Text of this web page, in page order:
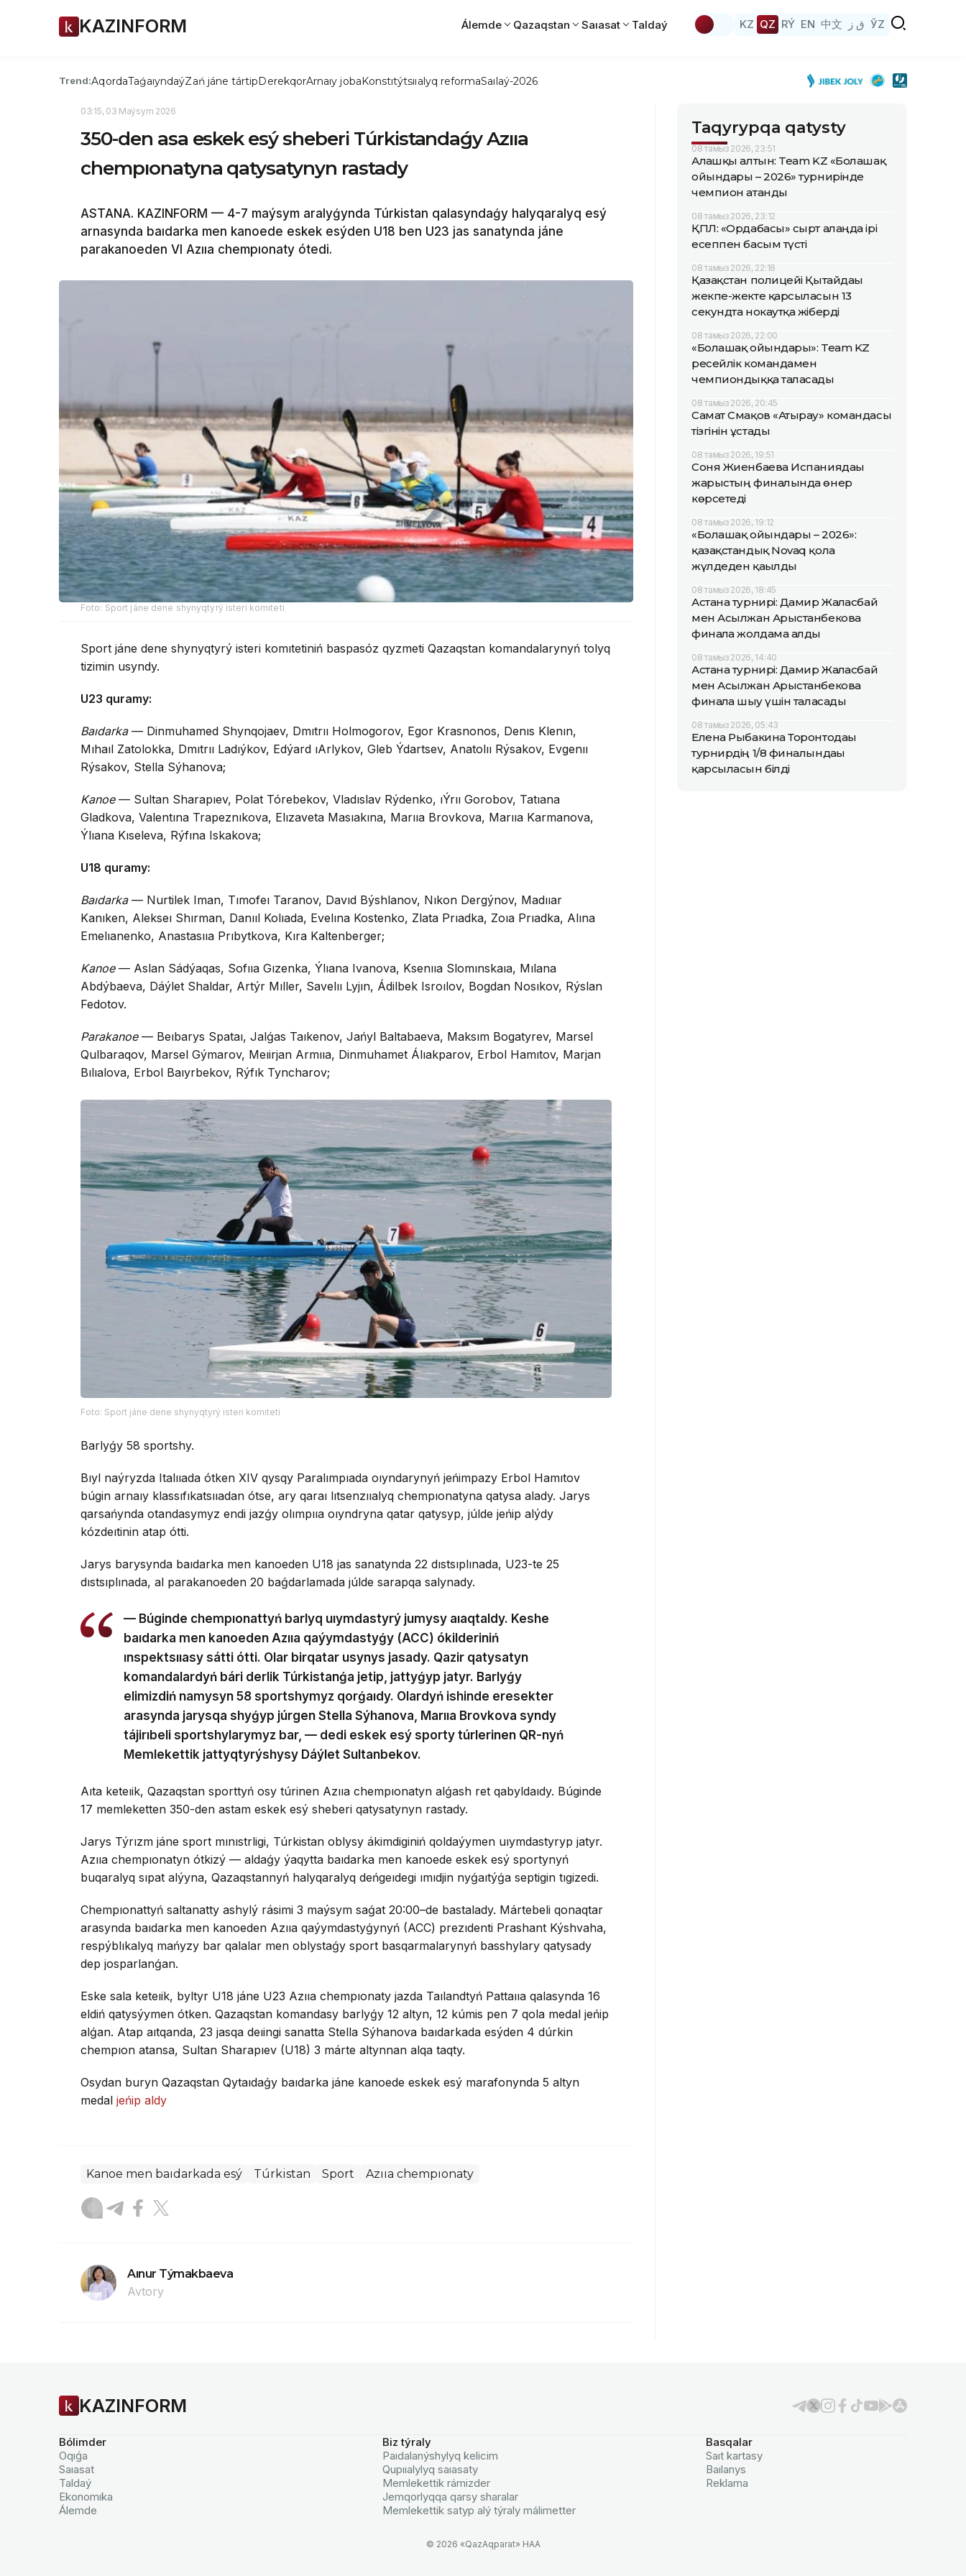
KAZINFORM Álemde Qazaqstan Saıasat Taldaý KZ QZ RÝ EN 中文 ق ز ЎZ
Trend:AqordaTaǵaıyndaýZań jáne tártipDerekqorArnaıy jobaKonstıtýtsııalyq reformaSaılaý-2026
03:15, 03 Maýsym 2026
350-den asa eskek esý sheberi Túrkistandaǵy Azııa
chempıonatyna qatysatynyn rastady
ASTANA. KAZINFORM — 4-7 maýsym aralyǵynda Túrkistan qalasyndaǵy halyqaralyq esý
arnasynda baıdarka men kanoede eskek esýden U18 ben U23 jas sanatynda jáne
parakanoeden VI Azııa chempıonaty ótedi.
Foto: Sport jáne dene shynyqtyrý isteri komıteti
Sport jáne dene shynyqtyrý isteri komıtetiniń baspasóz qyzmeti Qazaqstan komandalarynyń tolyq
tizimin usyndy.
U23 quramy:
Baıdarka — Dinmuhamed Shynqojaev, Dmıtrıı Holmogorov, Egor Krasnonos, Denıs Klenın,
Mıhaıl Zatolokka, Dmıtrıı Ladıýkov, Edýard ıArlykov, Gleb Ýdartsev, Anatolıı Rýsakov, Evgenıı
Rýsakov, Stella Sýhanova;
Kanoe — Sultan Sharapıev, Polat Tórebekov, Vladıslav Rýdenko, ıÝrıı Gorobov, Tatıana
Gladkova, Valentına Trapeznıkova, Elızaveta Masıakına, Marııa Brovkova, Marııa Karmanova,
Ýlıana Kıseleva, Rýfına Iskakova;
U18 quramy:
Baıdarka— Nurtilek Iman, Tımofeı Taranov, Davıd Býshlanov, Nıkon Dergýnov, Madııar
Kanıken, Alekseı Shırman, Danııl Kolıada, Evelına Kostenko, Zlata Prıadka, Zoıa Prıadka, Alına
Emelıanenko, Anastasııa Prıbytkova, Kıra Kaltenberger;
Kanoe — Aslan Sádýaqas, Sofııa Gızenka, Ýlıana Ivanova, Ksenııa Slomınskaıa, Mılana
Abdýbaeva, Dáýlet Shaldar, Artýr Mıller, Savelıı Lyjın, Ádilbek Isroılov, Bogdan Nosıkov, Rýslan
Fedotov.
Parakanoe— Beıbarys Spataı, Jalǵas Taıkenov, Jańyl Baltabaeva, Maksım Bogatyrev, Marsel
Qulbaraqov, Marsel Gýmarov, Meıirjan Armııa, Dinmuhamet Álıakparov, Erbol Hamıtov, Marjan
Bılıalova, Erbol Baıyrbekov, Rýfık Tyncharov;
Foto: Sport jáne dene shynyqtyrý isteri komıteti
Barlyǵy 58 sportshy.
Bıyl naýryzda Italııada ótken XIV qysqy Paralımpıada oıyndarynyń jeńimpazy Erbol Hamıtov
búgin arnaıy klassıfıkatsııadan ótse, ary qaraı lıtsenzııalyq chempıonatyna qatysa alady. Jarys
qarsańynda otandasymyz endi jazǵy olımpııa oıyndryna qatar qatysyp, júlde jeńip alýdy
kózdeıtinin atap ótti.
Jarys barysynda baıdarka men kanoeden U18 jas sanatynda 22 dıstsıplınada, U23-te 25
dıstsıplınada, al parakanoeden 20 baǵdarlamada júlde sarapqa salynady.
— Búginde chempıonattyń barlyq uıymdastyrý jumysy aıaqtaldy. Keshe
baıdarka men kanoeden Azııa qaýymdastyǵy (ACC) ókilderiniń
ınspektsııasy sátti ótti. Olar birqatar usynys jasady. Qazir qatysatyn
komandalardyń bári derlik Túrkistanǵa jetip, jattyǵyp jatyr. Barlyǵy
elimizdiń namysyn 58 sportshymyz qorǵaıdy. Olardyń ishinde eresekter
arasynda jarysqa shyǵyp júrgen Stella Sýhanova, Marııa Brovkova syndy
tájirıbeli sportshylarymyz bar, — dedi eskek esý sporty túrlerinen QR-nyń
Memlekettik jattyqtyrýshysy Dáýlet Sultanbekov.
Aıta keteıik, Qazaqstan sporttyń osy túrinen Azııa chempıonatyn alǵash ret qabyldaıdy. Búginde
17 memleketten 350-den astam eskek esý sheberi qatysatynyn rastady.
Jarys Týrızm jáne sport mınıstrligi, Túrkistan oblysy ákimdiginiń qoldaýymen uıymdastyryp jatyr.
Azııa chempıonatyn ótkizý — aldaǵy ýaqytta baıdarka men kanoede eskek esý sportynyń
buqaralyq sıpat alýyna, Qazaqstannyń halyqaralyq deńgeıdegi ımıdjin nyǵaıtýǵa septigin tıgizedi.
Chempıonattyń saltanatty ashylý rásimi 3 maýsym saǵat 20:00–de bastalady. Mártebeli qonaqtar
arasynda baıdarka men kanoeden Azııa qaýymdastyǵynyń (ACC) prezıdenti Prashant Kýshvaha,
respýblıkalyq mańyzy bar qalalar men oblystaǵy sport basqarmalarynyń basshylary qatysady
dep josparlanǵan.
Eske sala keteıik, byltyr U18 jáne U23 Azııa chempıonaty jazda Taılandtyń Pattaııa qalasynda 16
eldiń qatysýymen ótken. Qazaqstan komandasy barlyǵy 12 altyn, 12 kúmis pen 7 qola medal jeńip
alǵan. Atap aıtqanda, 23 jasqa deıingi sanatta Stella Sýhanova baıdarkada esýden 4 dúrkin
chempıon atansa, Sultan Sharapıev (U18) 3 márte altynnan alqa taqty.
Osydan buryn Qazaqstan Qytaıdaǵy baıdarka jáne kanoede eskek esý marafonynda 5 altyn
medal jeńip aldy
Kanoe men baıdarkada esý Túrkistan Sport Azııa chempıonaty
Aınur Týmakbaeva
Avtory
Taqyrypqa qatysty
08 тамыз 2026, 23:51
Алғашқы алтын: Team KZ «Болашақ
ойындары – 2026» турнирінде
чемпион атанды
08 тамыз 2026, 23:12
ҚПЛ: «Ордабасы» сырт алаңда ірі
есеппен басым түсті
08 тамыз 2026, 22:18
Қазақстан полицейі Қытайдағы
жекпе-жекте қарсыласын 13
секундта нокаутқа жіберді
08 тамыз 2026, 22:00
«Болашақ ойындары»: Team KZ
ресейлік командамен
чемпиондыққа таласады
08 тамыз 2026, 20:45
Самат Смақов «Атырау» командасы
тізгінін ұстады
08 тамыз 2026, 19:51
Соня Жиенбаева Испаниядағы
жарыстың финалында өнер
көрсетеді
08 тамыз 2026, 19:12
«Болашақ ойындары – 2026»:
қазақстандық Novaq қола
жүлдеден қағылды
08 тамыз 2026, 18:45
Астана турнирі: Дамир Жалғасбай
мен Асылжан Арыстанбекова
финалға жолдама алды
08 тамыз 2026, 14:40
Астана турнирі: Дамир Жалғасбай
мен Асылжан Арыстанбекова
финалға шығу үшін таласады
08 тамыз 2026, 05:43
Елена Рыбакина Торонтодағы
турнирдің 1/8 финалындағы
қарсыласын білді
KAZINFORM
Bólimder
Oqıǵa
Saıasat
Taldaý
Ekonomıka
Álemde
Biz týraly
Paıdalanýshylyq kelicim
Qupııalylyq saıasaty
Memlekettik rámizder
Jemqorlyqqa qarsy sharalar
Memlekettik satyp alý týraly málimetter
Basqalar
Saıt kartasy
Baılanys
Reklama
© 2026 «QazAqparat» HAA